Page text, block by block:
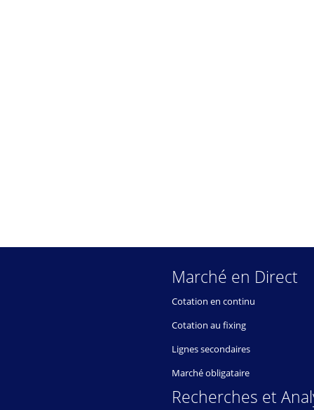
Marché en Direct
Cotation en continu
Cotation au fixing
Lignes secondaires
Marché obligataire
Recherches et